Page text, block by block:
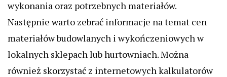
wykonania oraz potrzebnych materiałów.
Następnie warto zebrać informacje na temat cen
materiałów budowlanych i wykończeniowych w
lokalnych sklepach lub hurtowniach. Można
również skorzystać z internetowych kalkulatorów